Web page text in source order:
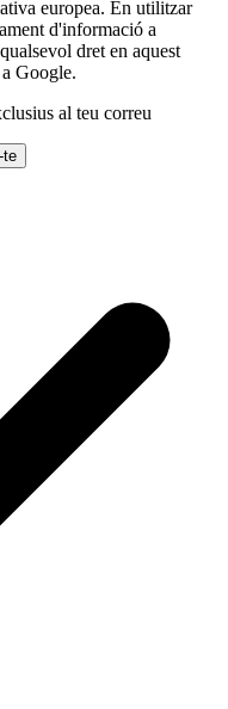
europea. En utilitzar
d'informació a
dret en aquest
Google.
al teu correu
te